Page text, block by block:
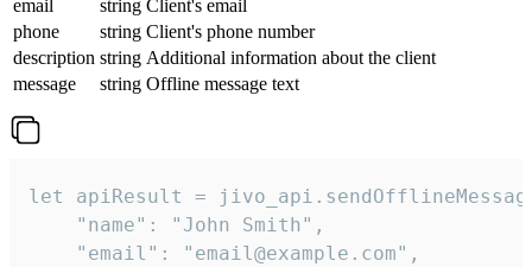
email
string Client's email
phone
string Client's phone number
description string Additional information about the client
message
string Offline message text
let apiResult =
    "name": "John Smith",
    "email": "email@example.com",